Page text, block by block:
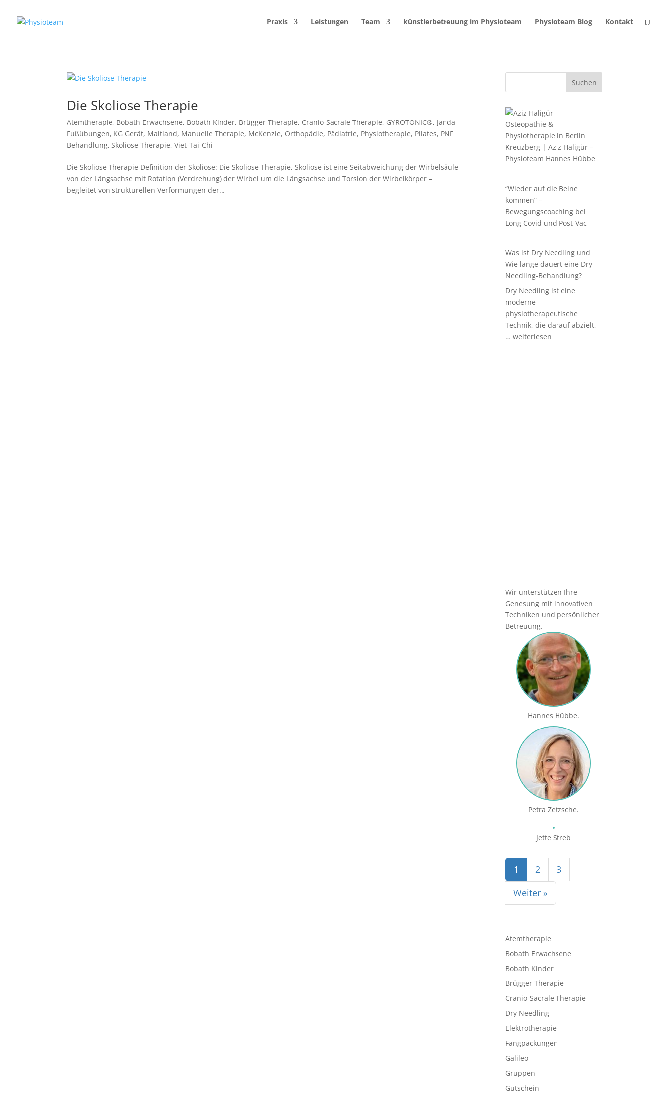
Praxis Leistungen Team künstlerbetreuung im Physioteam Physioteam Blog Kontakt
Die Skoliose Therapie
Atemtherapie, Bobath Erwachsene, Bobath Kinder, Brügger Therapie, Cranio-Sacrale Therapie, GYROTONIC®, Janda
Fußübungen, KG Gerät, Maitland, Manuelle Therapie, McKenzie, Orthopädie, Pädiatrie, Physiotherapie, Pilates, PNF
Behandlung,Skoliose Therapie,Viet-Tai-Chi
Die Skoliose Therapie Definition der Skoliose: Die Skoliose Therapie, Skoliose ist eine Seitabweichung der Wirbelsäule
von der Längsachse mit Rotation (Verdrehung) der Wirbel um die Längsachse und Torsion der Wirbelkörper –
begleitet von strukturellen Verformungen der...
Suchen
Osteopathie &
Physiotherapie in Berlin
Kreuzberg | Aziz Haligür –
Physioteam Hannes Hübbe
“Wieder auf die Beine
kommen” –
Bewegungscoaching bei
Long Covid und Post-Vac
Was ist Dry Needling und
Wie lange dauert eine Dry
Needling-Behandlung?
Dry Needling ist eine
moderne
physiotherapeutische
Technik, die darauf abzielt,
…Was
weiterlesen
Wir unterstützen Ihre
Genesung mit innovativen
Techniken und persönlicher
Betreuung.
Hannes Hübbe.
Petra Zetzsche.
Jette Streb
1 2
3
Weiter »
Atemtherapie
Bobath Erwachsene
Bobath Kinder
Brügger Therapie
Cranio-Sacrale Therapie
Dry Needling
Elektrotherapie
Fangpackungen
Galileo
Gruppen
Gutschein